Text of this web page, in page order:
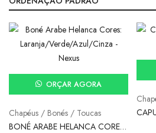
ORÇAR AGORA
Chapéus / Bonés / Toucas
BONÉ ARABE HELANCA CORES: